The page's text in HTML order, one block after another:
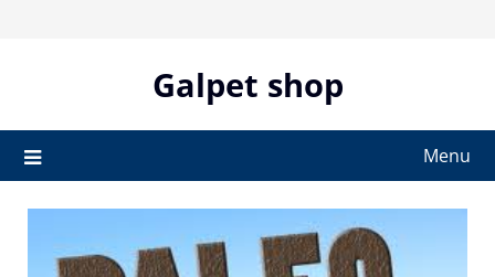
Galpet shop
Menu